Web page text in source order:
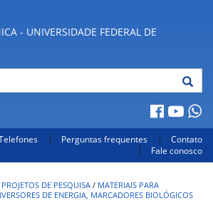
- UNIVERSIDADE FEDERAL DE
Perguntas frequentes
Contato
Fale conosco
PROJETOS DE PESQUISA / MATERIAIS PARA
DE ENERGIA, MARCADORES BIOLÓGICOS